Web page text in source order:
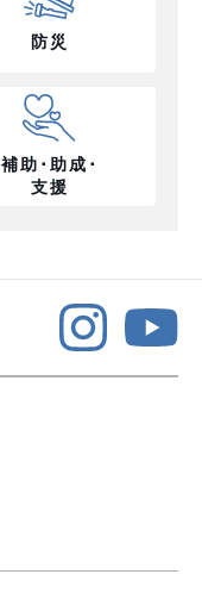
防災
補助･助成･
支援